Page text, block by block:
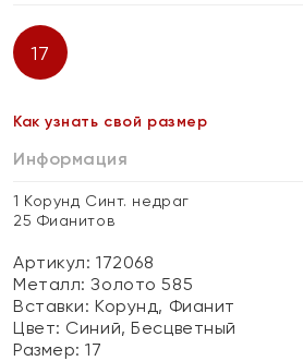
17
Как узнать свой размер
Информация
1 Корунд Синт. недраг
25 Фианитов
Артикул: 172068
Металл:Золото 585
Вставки:Корунд, Фианит
Цвет: Синий, Бесцветный
Размер:17